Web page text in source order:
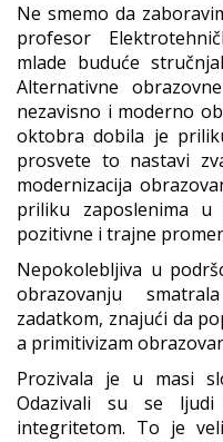
Ne smemo da
profesor
mlade buduće
Alternativne
nezavisno i moderno
oktobra dobila je
prosvete to nastavi
modernizacija
priliku zaposlenima
pozitivne i trajne
Nepokolebljiva u
obrazovanju
zadatkom, znajući da
a primitivizam
Prozivala je u masi
Odazivali su se
integritetom. To je